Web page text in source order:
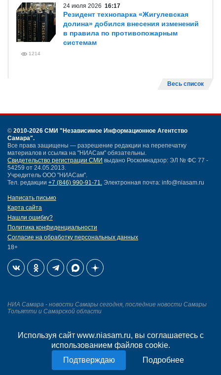
Используя сайт www.niasam.ru, вы соглашаетесь с
использованием файлов cookie.
Подробнее
24 июля 2026 16:17
Резидент технопарка «Жигулевская
долина» добился внесения изменений
в правила по противопожарным
системам
1214
Весь список
© 2010-2026 СМИ "Независимое Информационное Агентство
Самара".
Все права защищены — разрешение редакции на перепечатку
материалов и ссылка на "НИАСам" обязательны.
Свидетельство регистрации СМИ выдано Роскомнадзор: ЭЛ № ФС 77 -
54259 от 24.05.2013.
Учредитель ООО "НИАСам".
Тел. редакции +7 (846) 990-91-71. Электронная почта: info@niasam.ru
Написать письмо
Карта сайта
Нашли ошибку?
Политика конфиденциальности
Согласие на обработку персональных данных
18+
НИА Самара - новости Самары сегодня, последние новости Самары
Тольятти и Самарской области
Создание сайта —
mediaidea